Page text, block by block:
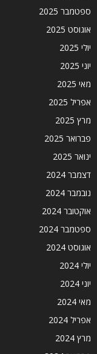
ספטמבר 2025
אוגוסט 2025
יולי 2025
יוני 2025
מאי 2025
אפריל 2025
מרץ 2025
פברואר 2025
ינואר 2025
דצמבר 2024
נובמבר 2024
אוקטובר 2024
ספטמבר 2024
אוגוסט 2024
יולי 2024
יוני 2024
מאי 2024
אפריל 2024
מרץ 2024